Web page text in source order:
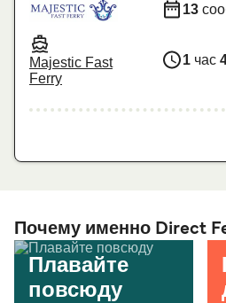
Majestic Fast
Ferry
13
1 час
Почему именно Direct
Плавайте
повсюду